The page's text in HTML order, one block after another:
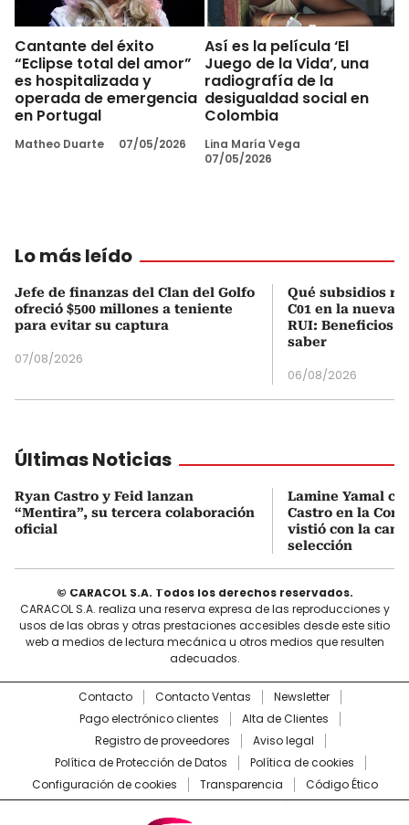
Cantante del éxito
“Eclipse total del amor”
es hospitalizada y
operada de emergencia
en Portugal
Matheo Duarte 07/05/2026
Así es la película ‘El
Juego de la Vida’, una
radiografía de la
desigualdad social en
Colombia
Lina María Vega
07/05/2026
Lo más leído
Jefe de finanzas del Clan del Golfo
ofreció $500 millones a teniente
para evitar su captura
07/08/2026
Qué subsidios
C01 en la nueva
RUI: Beneficios
saber
06/08/2026
Últimas Noticias
Ryan Castro y Feid lanzan
“Mentira”, su tercera colaboración
oficial
Lamine Yamal
Castro en la
vistió con la
selección
© CARACOL S.A. Todos los derechos reservados.
CARACOL S.A. realiza una reserva expresa de las reproducciones y
usos de las obras y otras prestaciones accesibles desde este sitio
web a medios de lectura mecánica u otros medios que resulten
adecuados.
Contacto Contacto Ventas
Newsletter
Pago electrónico clientes
Alta de Clientes
Registro de proveedores
Aviso legal
Política de Protección de Datos
Política de cookies
Configuración de cookies
Transparencia Código Ético